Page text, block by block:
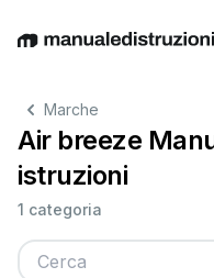
EnglishDeutschEspañol
Marche
Air breeze
istruzioni
1 categoria